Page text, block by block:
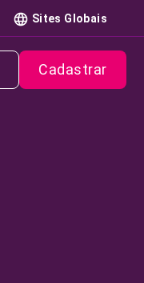
Sites Globais
Cadastrar